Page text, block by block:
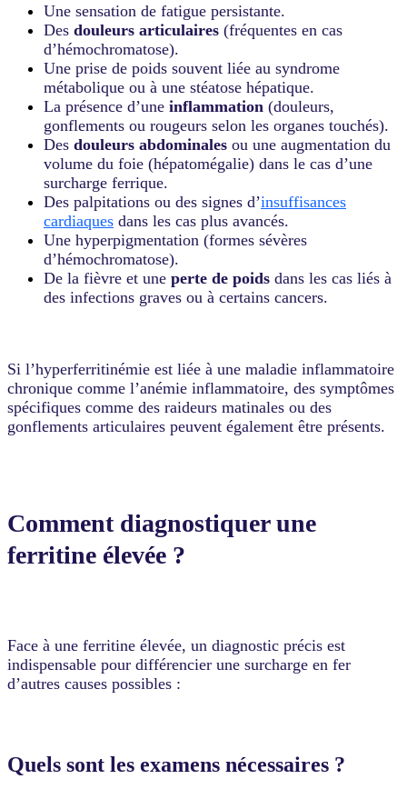
Une sensation de fatigue persistante.
Des douleurs articulaires (fréquentes en cas
d’hémochromatose).
Une prise de poids souvent liée au syndrome
métabolique ou à une stéatose hépatique.
La présence d’une inflammation (douleurs,
gonflements ou rougeurs selon les organes touchés).
Des douleurs abdominales ou une augmentation du
volume du foie (hépatomégalie) dans le cas d’une
surcharge ferrique.
Des palpitations ou des signes d’insuffisances
cardiaques dans les cas plus avancés.
Une hyperpigmentation (formes sévères
d’hémochromatose).
De la fièvre et une perte de poids dans les cas liés à
des infections graves ou à certains cancers.
Si l’hyperferritinémie est liée à une maladie inflammatoire
chronique comme l’anémie inflammatoire, des symptômes
spécifiques comme des raideurs matinales ou des
gonflements articulaires peuvent également être présents.
Comment diagnostiquer une
ferritine élevée ?
Face à une ferritine élevée, un diagnostic précis est
indispensable pour différencier une surcharge en fer
d’autres causes possibles :
Quels sont les examens nécessaires ?